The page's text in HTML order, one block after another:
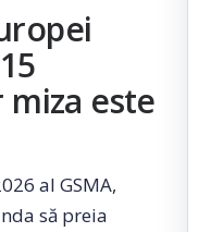
este
al GSMA,
să preia